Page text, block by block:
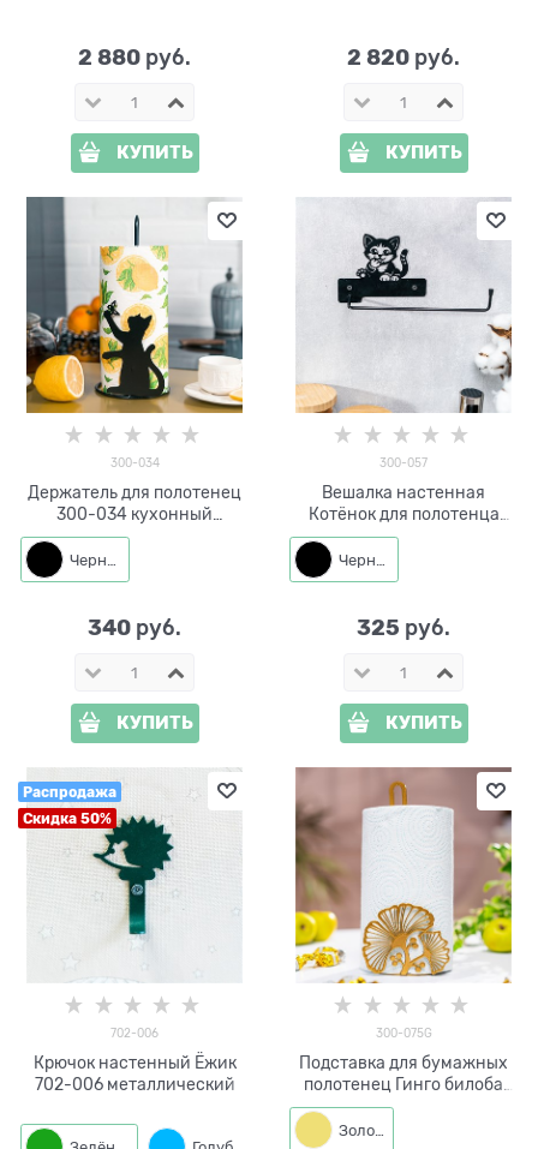
2 880 руб.
КУПИТЬ
2 820 руб.
КУПИТЬ
300-034
Держатель для полотенец
300-034 кухонный
настольный
340 руб.
КУПИТЬ
300-057
Вешалка настенная
Котёнок для полотенца
300-057
325 руб.
КУПИТЬ
Распродажа
Скидка 50%
702-006
Крючок настенный Ёжик
702-006 металлический
300-075G
Подставка для бумажных
полотенец Гинго билоба
300-075 металл